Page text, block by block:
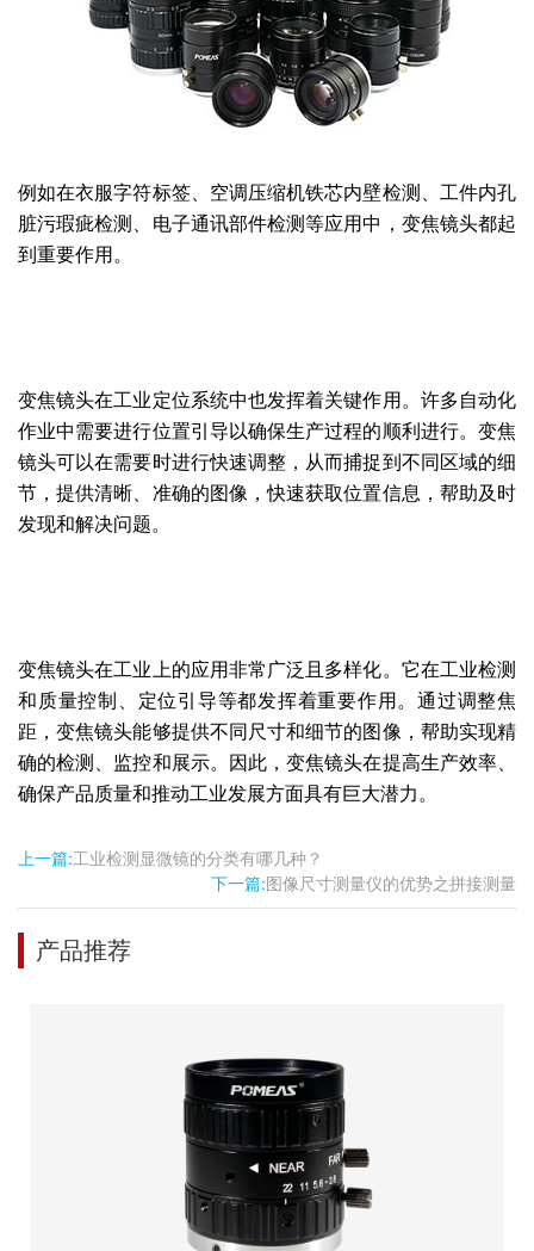
例如在衣服字符标签、空调压缩机铁芯内壁检测、工件内孔
脏污瑕疵检测、电子通讯部件检测等应用中，变焦镜头都起
到重要作用。
变焦镜头在工业定位系统中也发挥着关键作用。许多自动化
作业中需要进行位置引导以确保生产过程的顺利进行。变焦
镜头可以在需要时进行快速调整，从而捕捉到不同区域的细
节，提供清晰、准确的图像，快速获取位置信息，帮助及时
发现和解决问题。
变焦镜头在工业上的应用非常广泛且多样化。它在工业检测
和质量控制、定位引导等都发挥着重要作用。通过调整焦
距，变焦镜头能够提供不同尺寸和细节的图像，帮助实现精
确的检测、监控和展示。因此，变焦镜头在提高生产效率、
确保产品质量和推动工业发展方面具有巨大潜力。
上一篇:工业检测显微镜的分类有哪几种？
下一篇:图像尺寸测量仪的优势之拼接测量
产品推荐